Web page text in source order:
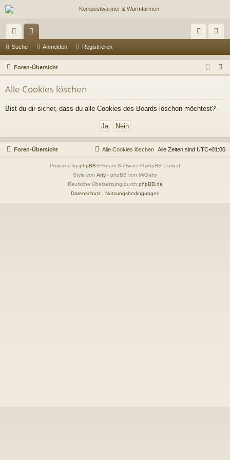
ch
ne
llz
ug
riff
en m
el
n
ist
rie
Suche Anmelden Registrieren
Foren-Übersicht
u
Alle Cookies löschen
Bist du dir sicher, dass du alle Cookies des Boards löschen möchtest?
Foren-Übersicht Alle Zeiten sind UTC+01:00
Alle Cookies löschen
Powered by phpBB® Forum Software © phpBB Limited
Style von Arty - phpBB von MrGaby
Deutsche Übersetzung durch phpBB.de
Datenschutz| Nutzungsbedingungen